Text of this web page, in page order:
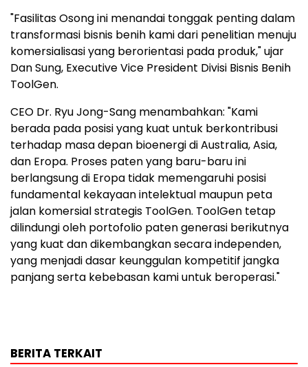
"Fasilitas Osong ini menandai tonggak penting dalam
transformasi bisnis benih kami dari penelitian menuju
komersialisasi yang berorientasi pada produk," ujar
Dan Sung, Executive Vice President Divisi Bisnis Benih
ToolGen.
CEO Dr. Ryu Jong-Sang menambahkan: "Kami
berada pada posisi yang kuat untuk berkontribusi
terhadap masa depan bioenergi di Australia, Asia,
dan Eropa. Proses paten yang baru-baru ini
berlangsung di Eropa tidak memengaruhi posisi
fundamental kekayaan intelektual maupun peta
jalan komersial strategis ToolGen. ToolGen tetap
dilindungi oleh portofolio paten generasi berikutnya
yang kuat dan dikembangkan secara independen,
yang menjadi dasar keunggulan kompetitif jangka
panjang serta kebebasan kami untuk beroperasi."
BERITA TERKAIT